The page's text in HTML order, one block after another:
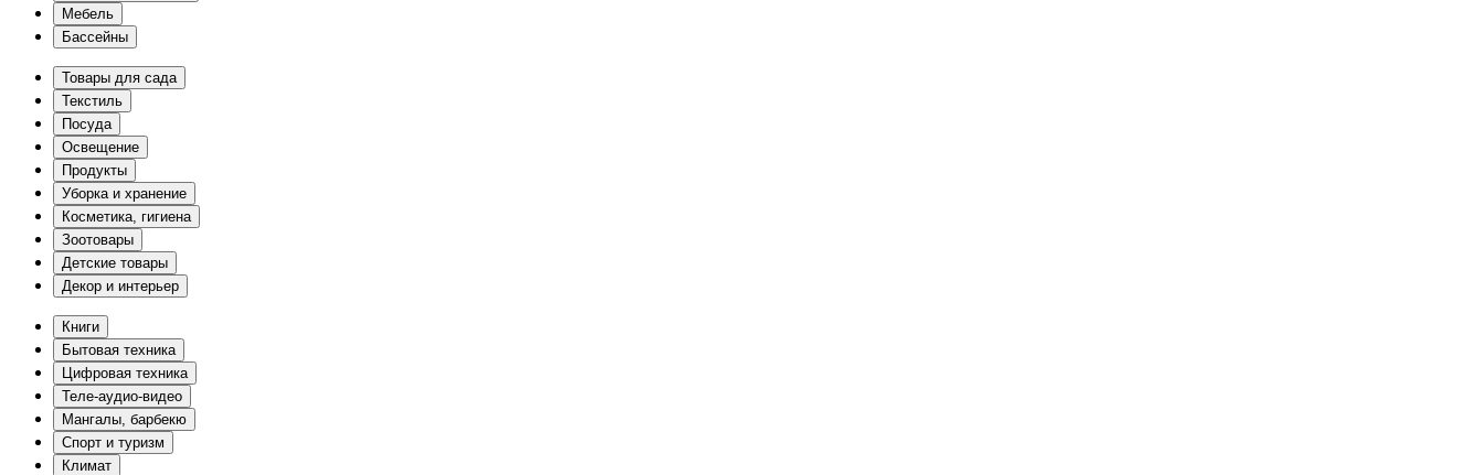
Мебель
Бассейны
Товары для сада
Текстиль
Посуда
Освещение
Продукты
Уборка и хранение
Косметика, гигиена
Зоотовары
Детские товары
Декор и интерьер
Книги
Бытовая техника
Цифровая техника
Теле-аудио-видео
Мангалы, барбекю
Спорт и туризм
Климат